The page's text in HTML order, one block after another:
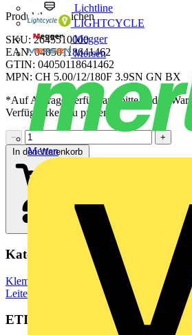
Lichtline
LIGHTCYCLE
Megger
Mersen
Merten
Produktkennzeichen
SKU: 2645510000
EAN: 04050118641462
GTIN: 04050118641462
MPN: CH 5.00/12/180F 3.9SN GN BX
*Auf Anfrage verfügbar - bitte in den
Verfügbarkeit zu prüfen
−
+
In den Warenkorb
Kategorien
Klemmen, Steckverbinder &
Leiterplattensteckverbinder
ETIM Group